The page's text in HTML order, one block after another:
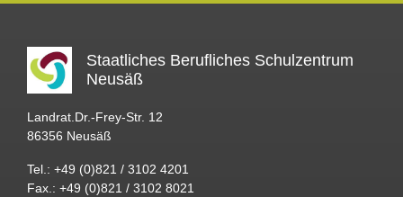
Staatliches Berufliches Schulzentrum
Neusäß
Landrat.Dr.-Frey-Str. 12
86356 Neusäß
Tel.: +49 (0)821 / 3102 4201
Fax.: +49 (0)821 / 3102 8021